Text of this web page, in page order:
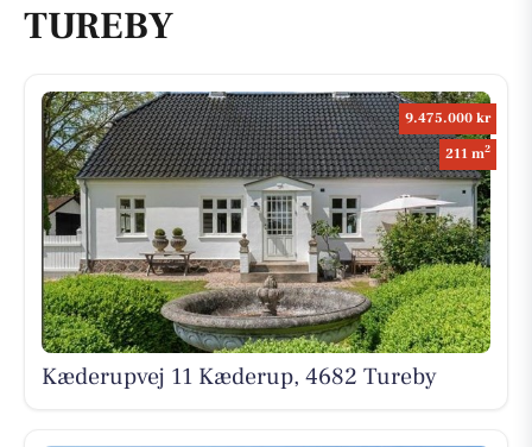
TUREBY
9.475.000 kr
211 m2
Kæderupvej 11 Kæderup, 4682 Tureby